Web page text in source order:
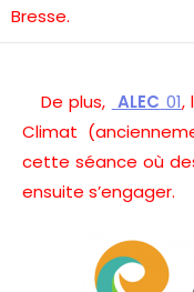
Bresse.
De plus, ALEC 01,
Climat
cette séance où
ensuite s’engager.